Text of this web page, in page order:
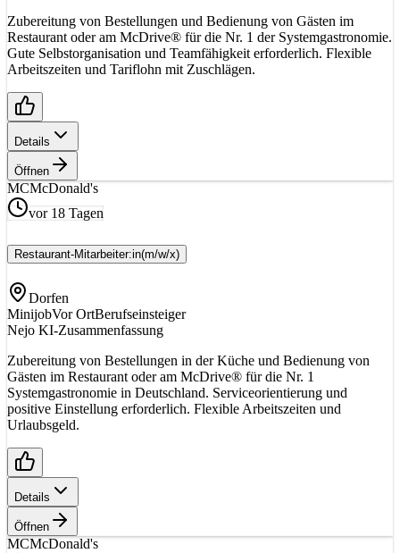
Zubereitung von Bestellungen und Bedienung von Gästen im
Restaurant oder am McDrive® für die Nr. 1 der Systemgastronomie.
Gute Selbstorganisation und Teamfähigkeit erforderlich. Flexible
Arbeitszeiten und Tariflohn mit Zuschlägen.
Details
Öffnen
MCMcDonald's
vor 18 Tagen
Restaurant-Mitarbeiter:in(m/w/x)
Dorfen
MinijobVor OrtBerufseinsteiger
Nejo KI-Zusammenfassung
Zubereitung von Bestellungen in der Küche und Bedienung von
Gästen im Restaurant oder am McDrive® für die Nr. 1
Systemgastronomie in Deutschland. Serviceorientierung und
positive Einstellung erforderlich. Flexible Arbeitszeiten und
Urlaubsgeld.
Details
Öffnen
MCMcDonald's